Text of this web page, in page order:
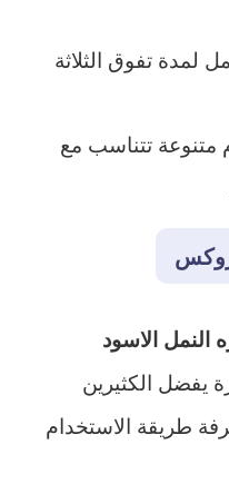
لمدة تفوق الثلاثة
متنوعة تتناسب مع
النمل الاسود
يفضل الكثيرين
طريقة الاستخدام